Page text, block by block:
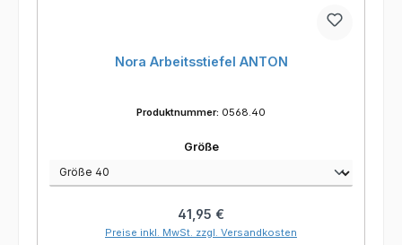
Nora Arbeitsstiefel ANTON
Produktnummer: 0568.40
Größeauswählen
Regulärer Preis:
41,95 €
Preise inkl. MwSt. zzgl. Versandkosten